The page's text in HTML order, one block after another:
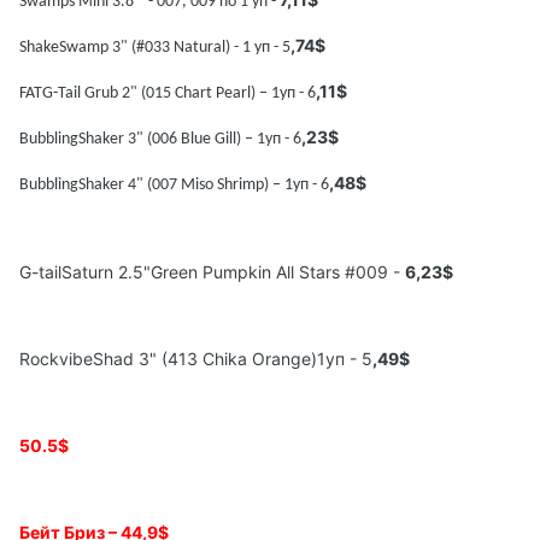
ShakeSwamp 3" (#033 Natural) - 1 уп - 5,74$
FATG-Tail Grub 2" (015 Chart Pearl) – 1уп - 6,11$
BubblingShaker 3" (006 Blue Gill) – 1уп - 6,23$
BubblingShaker 4" (007 Miso Shrimp) – 1уп - 6,48$
G-tailSaturn 2.5"Green Pumpkin All Stars #009 - 6,23$
RockvibeShad 3" (413 Chika Orange)1уп - 5,49$
50.5$
Бейт Бриз –44,9$